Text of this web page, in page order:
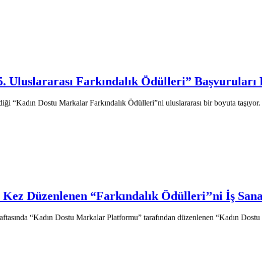
Farkındalık Ödülleri” Başvuruları
“Kadın Dostu Markalar Farkındalık Ödülleri”ni uluslararası bir boyuta
Düzenlenen “Farkındalık Ödülleri’’ni İş
“Kadın Dostu Markalar Platformu” tarafından düzenlenen “Kadın